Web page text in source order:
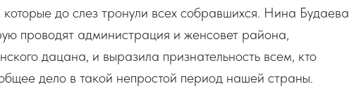
до слез тронули всех собравшихся. Нина Будаева
проводят администрация и женсовет района,
дацана, и выразила признательность всем, кто
дело в такой непростой период нашей страны.